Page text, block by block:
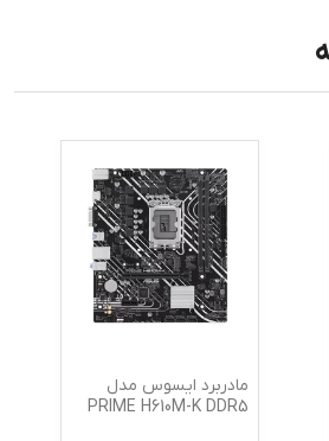
مادربرد ایسوس مدل
PRIME H610M-K DDR5